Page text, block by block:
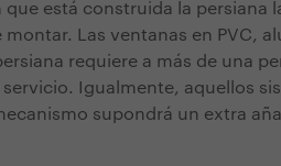
que está construida la persiana
Las ventanas en PVC,
requiere a más de una
servicio. Igualmente, aquellos
supondrá un extra